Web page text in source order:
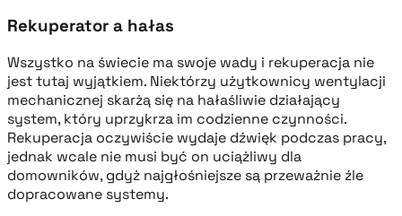
Rekuperator a hałas
Wszystko na świecie ma swoje wady i rekuperacja nie
jest tutaj wyjątkiem. Niektórzy użytkownicy wentylacji
mechanicznej skarżą się na hałaśliwie działający
system, który uprzykrza im codzienne czynności.
Rekuperacja oczywiście wydaje dźwięk podczas pracy,
jednak wcale nie musi być on uciążliwy dla
domowników, gdyż najgłośniejsze są przeważnie źle
dopracowane systemy.